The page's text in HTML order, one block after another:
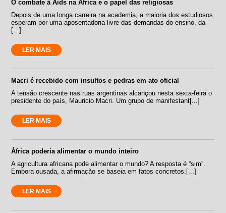
O combate à Aids na África e o papel das religiosas
Depois de uma longa carreira na academia, a maioria dos estudiosos
esperam por uma aposentadoria livre das demandas do ensino, da
[...]
LER MAIS
Macri é recebido com insultos e pedras em ato oficial
A tensão crescente nas ruas argentinas alcançou nesta sexta-feira o
presidente do país, Mauricio Macri. Um grupo de manifestant[...]
LER MAIS
África poderia alimentar o mundo inteiro
A agricultura africana pode alimentar o mundo? A resposta é “sim”.
Embora ousada, a afirmação se baseia em fatos concretos.[...]
LER MAIS